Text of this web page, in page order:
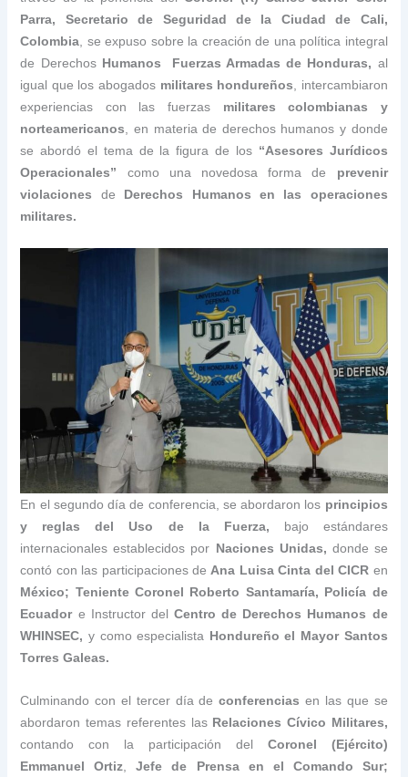
Parra, Secretario de Seguridad de la Ciudad de Cali,
Colombia , se expuso sobre la creación de una política integral
de Derechos Humanos Fuerzas Armadas de Honduras, al
igual que los abogados militares hondureños , intercambiaron
experiencias con las fuerzas militares colombianas y
norteamericanos , en materia de derechos humanos y donde
se abordó el tema de la figura de los “Asesores Jurídicos
Operacionales” como una novedosa forma de prevenir
violaciones de Derechos Humanos en las operaciones
militares.
En el segundo día de conferencia, se abordaron los principios
y reglas del Uso de la Fuerza, bajo estándares
internacionales establecidos por Naciones Unidas, donde se
contó con las participaciones de Ana Luisa Cinta del CICR en
México; Teniente Coronel Roberto Santamaría, Policía de
Ecuadore Instructor del Centro de Derechos Humanos de
WHINSEC, y como especialista Hondureño el Mayor Santos
Torres Galeas.
Culminando con el tercer día deconferencias en las que se
abordaron temas referentes las Relaciones Cívico Militares,
contando con la participación del Coronel (Ejército)
Emmanuel Ortiz, Jefe de Prensa en el Comando Sur;